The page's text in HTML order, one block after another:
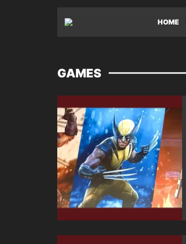
HOME
GAMES